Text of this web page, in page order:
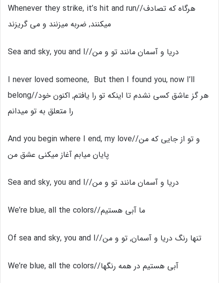
Whenever they strike, it’s hit and run//هرگاه که تصادف
میکنند, ضربه میزنند و می گریزند
Sea and sky, you and I//دریا و آسمان مانند تو و من
I never loved someone, But then I found you, now I’ll
belong//هر گز عاشق کسی نشدم تا اینکه تو را یافتم, اکنون خود
را متعلق به تو میدانم
And you begin where I end, my love//و تو از جایی که من
پایان میابم آغاز میکنی عشق من
Sea and sky, you and I//دریا و آسمان مانند تو و من
We’re blue, all the colors//ما آبی هستیم
Of sea and sky, you and I//تنها رنگ دریا و آسمان, تو و من
We’re blue, all the colors//آبی هستیم در همه رنگها